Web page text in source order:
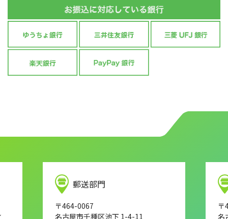
郵送部門
〒464-0067
名古屋市千種区池下 1-4-11
〒
名